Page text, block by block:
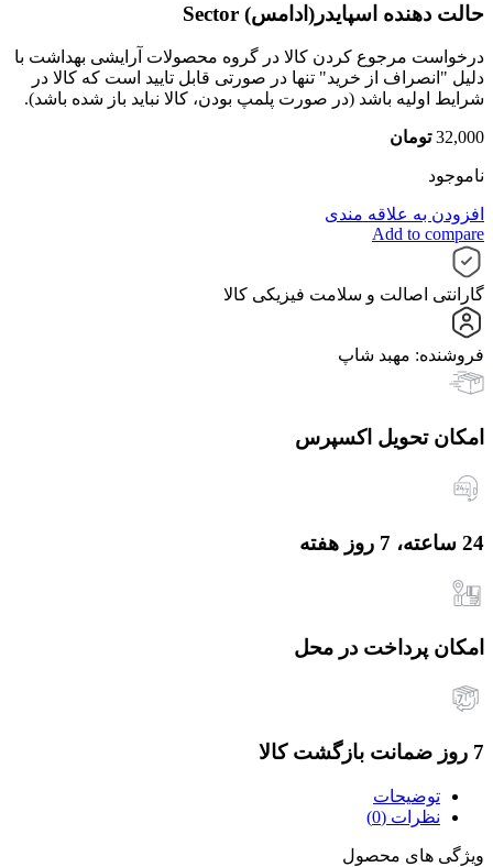
حالت دهنده اسپایدر(ادامس) Sector
درخواست مرجوع کردن کالا در گروه محصولات آرایشی بهداشت با
دلیل "انصراف از خرید" تنها در صورتی قابل تایید است که کالا در
شرایط اولیه باشد (در صورت پلمپ بودن، کالا نباید باز شده باشد).
32,000 تومان
ناموجود
افزودن به علاقه مندی
Add to compare
گارانتی اصالت و سلامت فیزیکی کالا
فروشنده: مهبد شاپ
امکان تحویل اکسپرس
24 ساعته، 7 روز هفته
امکان پرداخت در محل
7 روز ضمانت بازگشت کالا
توضیحات
نظرات (0)
ویژگی های محصول